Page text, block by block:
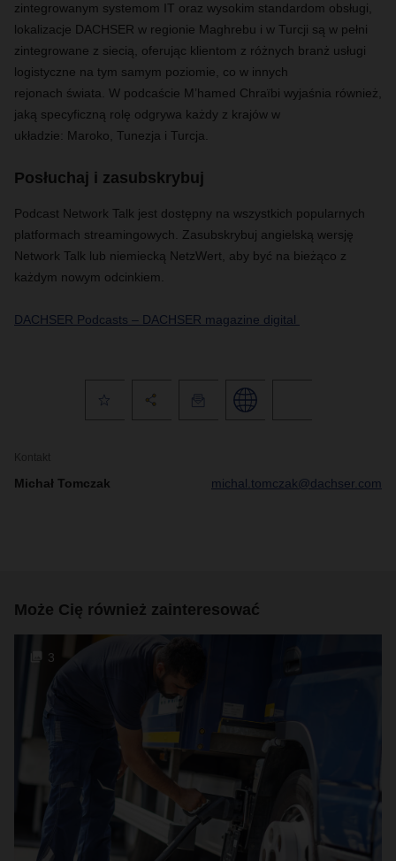
zintegrowanym systemom IT oraz wysokim standardom obsługi,
lokalizacje DACHSER w regionie Maghrebu i w Turcji są w pełni
zintegrowane z siecią, oferując klientom z różnych branż usługi
logistyczne na tym samym poziomie, co w innych
rejonach świata. W podcaście M’hamed Chraïbi wyjaśnia również,
jaką specyficzną rolę odgrywa każdy z krajów w
układzie: Maroko, Tunezja i Turcja.
Posłuchaj i zasubskrybuj
Podcast Network Talk jest dostępny na wszystkich popularnych
platformach streamingowych. Zasubskrybuj angielską wersję
Network Talk lub niemiecką NetzWert, aby być na bieżąco z
każdym nowym odcinkiem.
DACHSER Podcasts – DACHSER magazine digital
Kontakt
Michał Tomczak michal.tomczak@dachser.com
Może Cię również zainteresować
3